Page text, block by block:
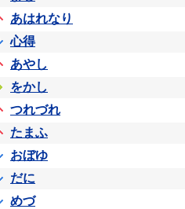
あはれなり
心得
あやし
をかし
つれづれ
たまふ
おぼゆ
だに
めづ